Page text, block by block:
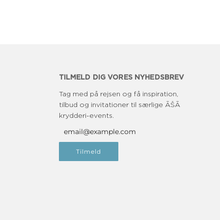
TILMELD DIG VORES NYHEDSBREV
Tag med på rejsen og få inspiration,
tilbud og invitationer til særlige ĀŠĀ
krydderi-events.
Tilmeld